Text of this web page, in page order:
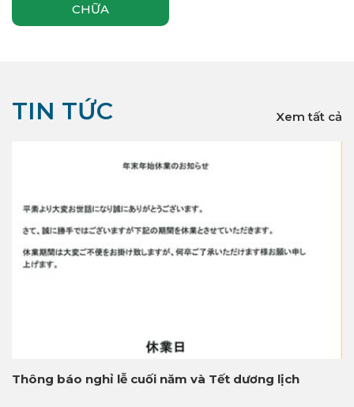
CHỮA
TIN TỨC Xem tất cả
Thông báo nghỉ lễ cuối năm và Tết dương lịch